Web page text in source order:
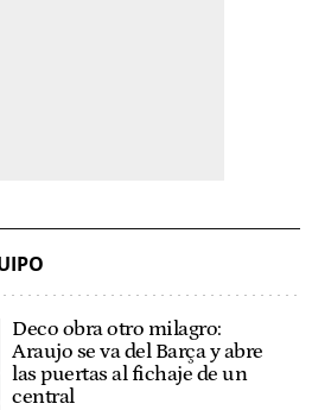
Deco obra otro milagro:
Araujo se va del Barça y abre
las puertas al fichaje de un
central